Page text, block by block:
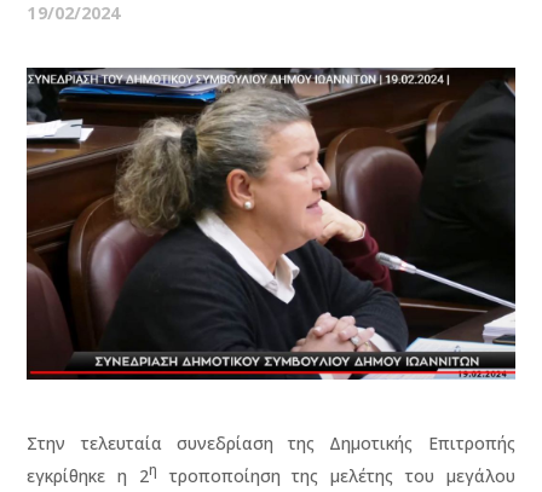
19/02/2024
Στην τελευταία συνεδρίαση της Δημοτικής Επιτροπής
εγκρίθηκε η 2η
τροποποίηση της μελέτης του μεγάλου